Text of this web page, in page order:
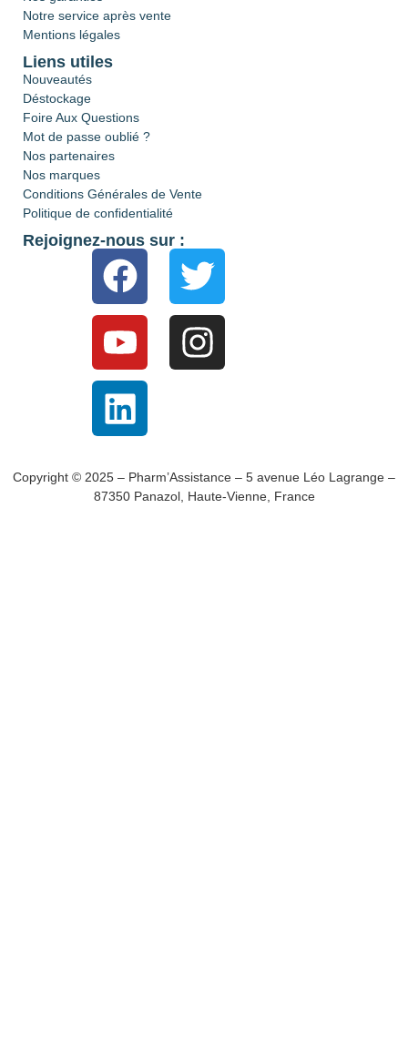
Notre service après vente
Mentions légales
Liens utiles
Nouveautés
Déstockage
Foire Aux Questions
Mot de passe oublié ?
Nos partenaires
Nos marques
Conditions Générales de Vente
Politique de confidentialité
Rejoignez-nous sur :
Copyright © 2025 – Pharm’Assistance – 5 avenue Léo Lagrange –
87350 Panazol, Haute-Vienne, France